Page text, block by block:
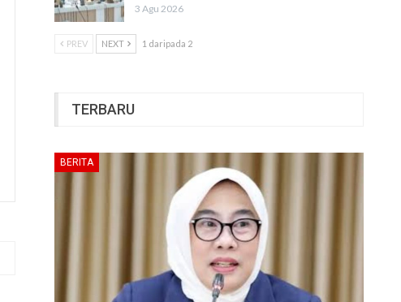
3 Agu 2026
PREV NEXT 1 daripada 2
TERBARU
BERITA